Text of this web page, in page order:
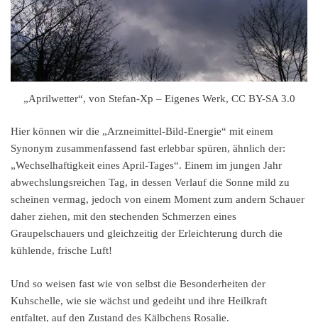
„Aprilwetter“, von Stefan-Xp – Eigenes Werk, CC BY-SA 3.0
Hier können wir die „Arzneimittel-Bild-Energie“ mit einem
Synonym zusammenfassend fast erlebbar spüren, ähnlich der:
„Wechselhaftigkeit eines April-Tages“. Einem im jungen Jahr
abwechslungsreichen Tag, in dessen Verlauf die Sonne mild zu
scheinen vermag, jedoch von einem Moment zum andern Schauer
daher ziehen, mit den stechenden Schmerzen eines
Graupelschauers und gleichzeitig der Erleichterung durch die
kühlende, frische Luft!
Und so weisen fast wie von selbst die Besonderheiten der
Kuhschelle, wie sie wächst und gedeiht und ihre Heilkraft
entfaltet, auf den Zustand des Kälbchens Rosalie.